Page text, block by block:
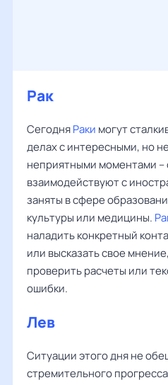
Рак
СегодняРаки могут
делах с интересными, но
неприятными моментами –
взаимодействуют с
заняты в сфере
культуры или медицины.
наладить конкретный
или высказать свое
проверить расчеты или
ошибки.
Лев
Ситуации этого дня не
стремительного